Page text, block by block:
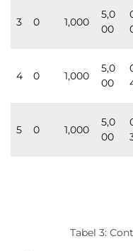
3 0 1,000
5,0
00
4 0 1,000
5,0
00
5 0 1,000
5,0
00
Tabel 3: